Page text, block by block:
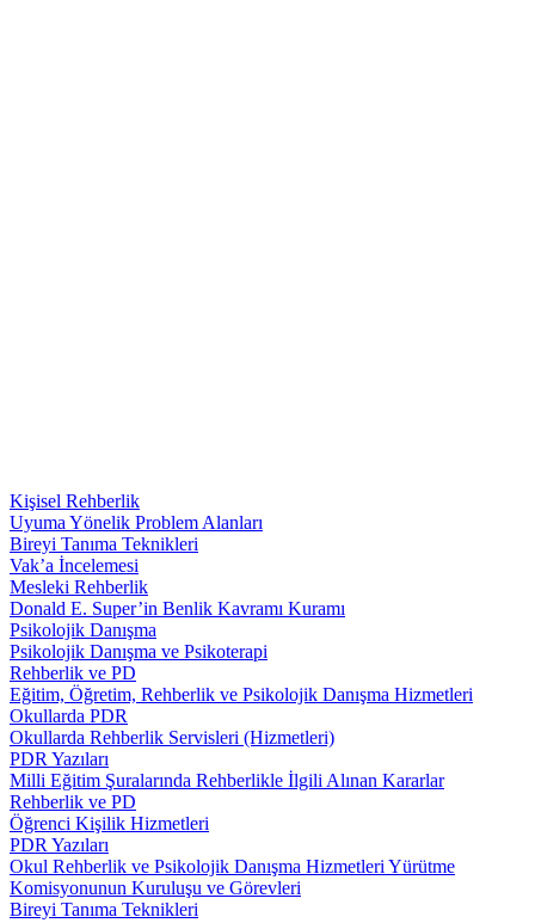
Kişisel Rehberlik
Uyuma Yönelik Problem Alanları
Bireyi Tanıma Teknikleri
Vak’a İncelemesi
Mesleki Rehberlik
Donald E. Super’in Benlik Kavramı Kuramı
Psikolojik Danışma
Psikolojik Danışma ve Psikoterapi
Rehberlik ve PD
Eğitim, Öğretim, Rehberlik ve Psikolojik Danışma Hizmetleri
Okullarda PDR
Okullarda Rehberlik Servisleri (Hizmetleri)
PDR Yazıları
Milli Eğitim Şuralarında Rehberlikle İlgili Alınan Kararlar
Rehberlik ve PD
Öğrenci Kişilik Hizmetleri
PDR Yazıları
Okul Rehberlik ve Psikolojik Danışma Hizmetleri Yürütme
Komisyonunun Kuruluşu ve Görevleri
Bireyi Tanıma Teknikleri